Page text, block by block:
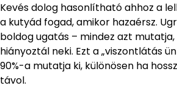
Kevés dolog hasonlítható ahhoz a
a kutyád fogad, amikor hazaérsz.
boldog ugatás – mindez azt
hiányoztál neki. Ezt a „viszontlátás
90%-a mutatja ki, különösen ha
távol.